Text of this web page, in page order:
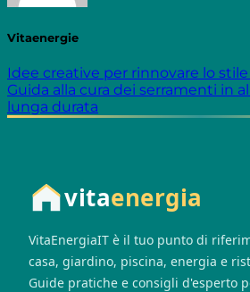
Vitaenergie
Idee creative per rinnovare lo
Guida alla cura dei serramenti in
lunga durata
vitaenergia
VitaEnergiaIT è il tuo punto di
casa, giardino, piscina, energia e
Guide pratiche e consigli d'esperto